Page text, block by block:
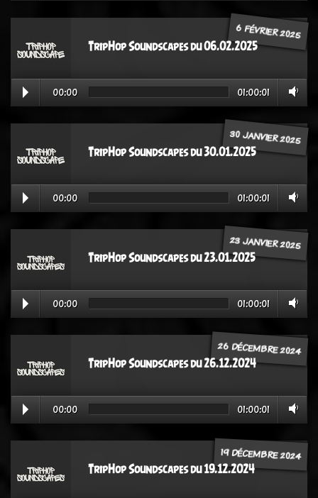
6 FÉVRIER 2025
TripHop Soundscapes du 06.02.2025
00:00 01:00:01
30 JANVIER 2025
TripHop Soundscapes du 30.01.2025
00:00 01:00:01
23 JANVIER 2025
TripHop Soundscapes du 23.01.2025
00:00 01:00:01
26 DÉCEMBRE 2024
TripHop Soundscapes du 26.12.2024
00:00 01:00:01
19 DÉCEMBRE 2024
TripHop Soundscapes du 19.12.2024